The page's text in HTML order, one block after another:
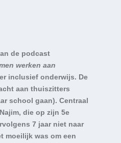
de podcast
werken aan
inclusief onderwijs. De
aan thuiszitters
school gaan). Centraal
die op zijn 5e
7 jaar niet naar
moeilijk was om een